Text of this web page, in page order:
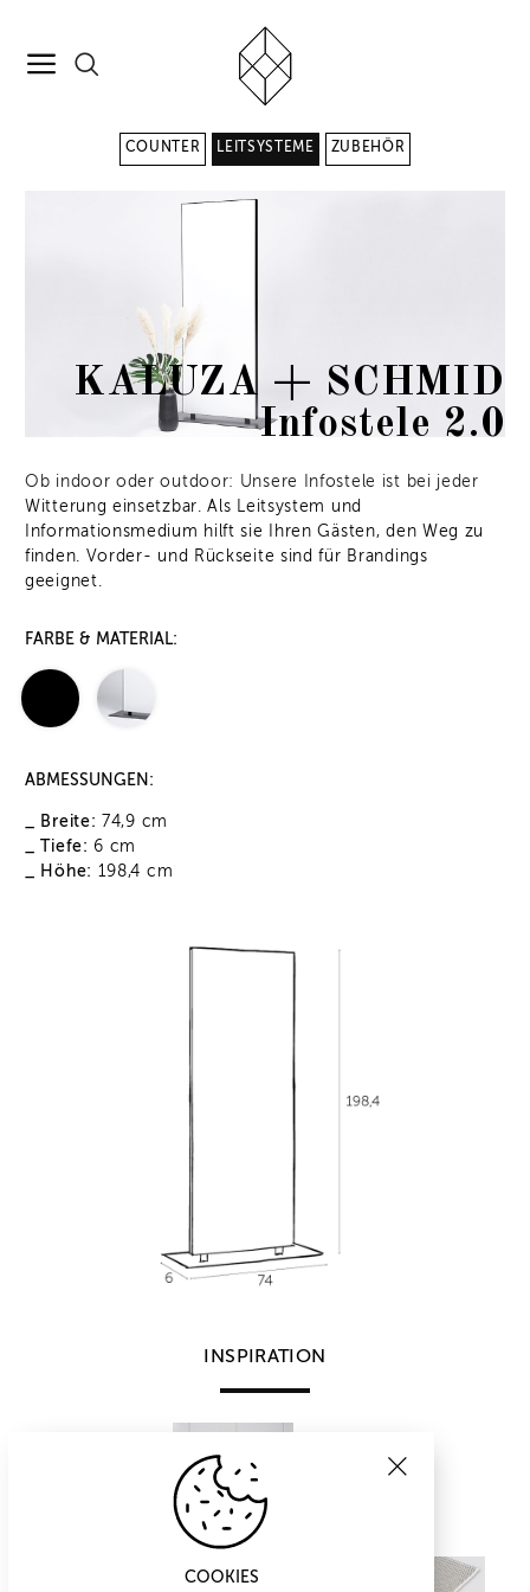
COUNTER LEITSYSTEME ZUBEHÖR
KALUZA + SCHMID
Infostele 2.0
Ob indoor oder outdoor: Unsere Infostele ist bei jeder
Witterung einsetzbar. Als Leitsystem und
Informationsmedium hilft sie Ihren Gästen, den Weg zu
finden. Vorder- und Rückseite sind für Brandings
geeignet.
FARBE & MATERIAL:
ABMESSUNGEN:
_ Breite: 74,9 cm
_ Tiefe: 6 cm
_ Höhe: 198,4 cm
INSPIRATION
COOKIES